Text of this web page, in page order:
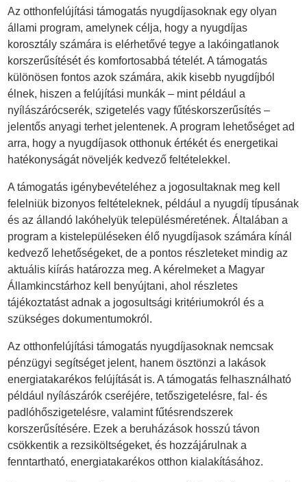
Az otthonfelújítási támogatás nyugdíjasoknak egy olyan
állami program, amelynek célja, hogy a nyugdíjas
korosztály számára is elérhetővé tegye a lakóingatlanok
korszerűsítését és komfortosabbá tételét. A támogatás
különösen fontos azok számára, akik kisebb nyugdíjból
élnek, hiszen a felújítási munkák – mint például a
nyílászárócserék, szigetelés vagy fűtéskorszerűsítés –
jelentős anyagi terhet jelentenek. A program lehetőséget ad
arra, hogy a nyugdíjasok otthonuk értékét és energetikai
hatékonyságát növeljék kedvező feltételekkel.
A támogatás igénybevételéhez a jogosultaknak meg kell
felelniük bizonyos feltételeknek, például a nyugdíj típusának
és az állandó lakóhelyük településméretének. Általában a
program a kistelepüléseken élő nyugdíjasok számára kínál
kedvező lehetőségeket, de a pontos részleteket mindig az
aktuális kiírás határozza meg. A kérelmeket a Magyar
Államkincstárhoz kell benyújtani, ahol részletes
tájékoztatást adnak a jogosultsági kritériumokról és a
szükséges dokumentumokról.
Az otthonfelújítási támogatás nyugdíjasoknak nemcsak
pénzügyi segítséget jelent, hanem ösztönzi a lakások
energiatakarékos felújítását is. A támogatás felhasználható
például nyílászárók cseréjére, tetőszigetelésre, fal- és
padlóhőszigetelésre, valamint fűtésrendszerek
korszerűsítésére. Ezek a beruházások hosszú távon
csökkentik a rezsiköltségeket, és hozzájárulnak a
fenntartható, energiatakarékos otthon kialakításához.